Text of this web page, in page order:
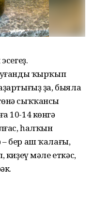
ҡырҡып
ҙа, быяла
сыҡҡансы
10-14 көнгә
һалҡын
бер аш ҡалағы,
киҙеү мәле еткәс,